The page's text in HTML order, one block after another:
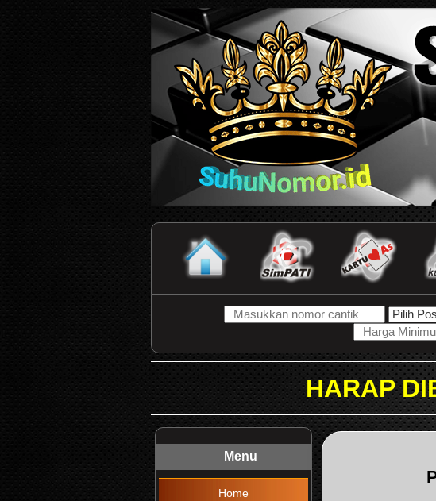
HARAP DIBACA !!!
Menu
Home